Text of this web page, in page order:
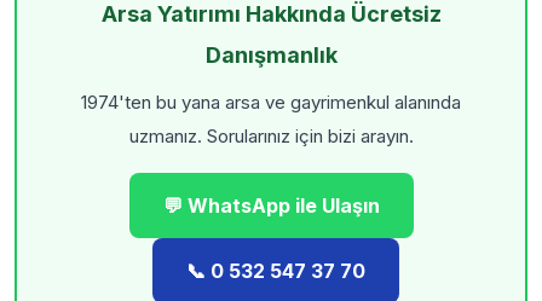
Arsa Yatırımı Hakkında Ücretsiz
Danışmanlık
1974'ten bu yana arsa ve gayrimenkul alanında
uzmanız. Sorularınız için bizi arayın.
💬 WhatsApp ile Ulaşın
📞 0 532 547 37 70